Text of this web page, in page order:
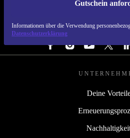
Gutschein
Informationen über die Verwendung
Datenschutzerklärung
REFURBED
FOLGE
Deine